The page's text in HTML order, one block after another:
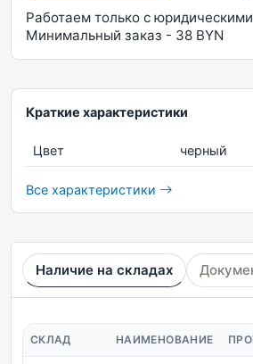
Работаем только с
Минимальный заказ - 38 BYN
Краткие характеристики
Цвет черный
Все характеристики
Наличие на складах
СКЛАД НАИМЕНОВАНИЕ